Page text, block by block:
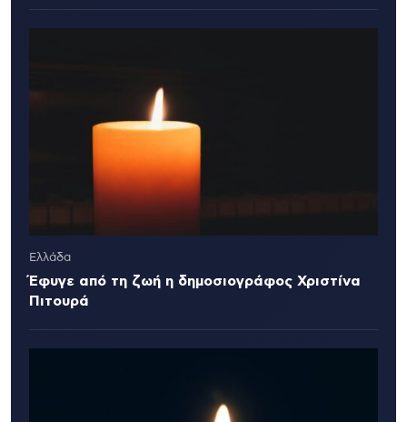
Ελλάδα
Έφυγε από τη ζωή η δημοσιογράφος Χριστίνα
Πιτουρά